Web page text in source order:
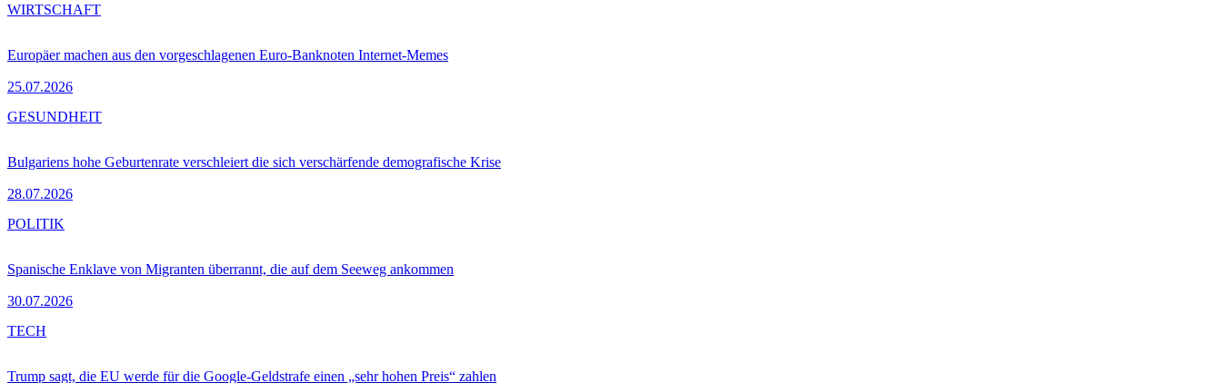
Europäer machen aus den vorgeschlagenen Euro-Banknoten Internet-Memes
25.07.2026
WIRTSCHAFT
Bulgariens hohe Geburtenrate verschleiert die sich verschärfende demografische Krise
28.07.2026
GESUNDHEIT
Spanische Enklave von Migranten überrannt, die auf dem Seeweg ankommen
30.07.2026
POLITIK
Trump sagt, die EU werde für die Google-Geldstrafe einen „sehr hohen Preis“ zahlen
TECH